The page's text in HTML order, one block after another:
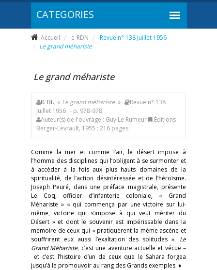
Accueil e-RDN
Revue n° 138 Juillet 1956
Le grand méhariste
Le grand méhariste
R. Bt., « Le grand méhariste »
Revue n° 138
Juillet 1956 - p. 978-978
Auteur(s) de l'ouvrage : Guy Le Rumeur
Éditions
Berger-Levrault, 1955 ; 216 pages
Comme la mer et comme l’air, le désert impose à
l’homme des disciplines qui l’obligent à se surmonter et
à accéder à la fois aux plus hauts domaines de la
spiritualité, de l’action désintéressée et de l’héroïsme.
Joseph Peuré, dans une préface magistrale, présente
Le Coq, officier d’infanterie coloniale, « Grand
Méhariste » « qui commença par une victoire sur lui-
même, victoire qui s’impose à qui veut mériter du
Désert » et dont le souvenir est impérissable dans la
mémoire de ceux qui « pratiquèrent la même ascène et
souffrirent eux aussi l’exaltation des solitudes ». Le
Grand Méhariste, c’est une aventure actuelle et vécue –
et c’est l’histoire d’un de ceux que le Sahara forgea
jusqu’à le promouvoir au rang des Grands exemples. ♦